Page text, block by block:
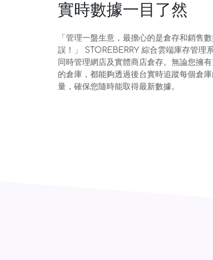
實時數據一目了然
「管理一盤生意，最擔心的是倉存和銷售
誤！」 STOREBERRY 綜合雲端庫存管理
同時管理網店及實體商店倉存。無論您擁
的倉庫，都能夠透過後台實時追蹤每個倉
量，確保您隨時能取得最新數據。